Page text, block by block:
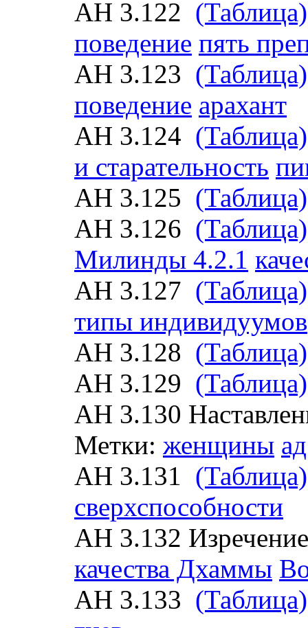
АН 3.122 (Таблица)
поведение пять
АН 3.123 (Таблица)
поведение арахант
АН 3.124 (Таблица)
и старательность
АН 3.125 (Таблица)
АН 3.126 (Таблица)
Милинды 4.2.1
АН 3.127 (Таблица)
типы индивидуумов
АН 3.128 (Таблица)
АН 3.129 (Таблица)
АН 3.130
Метки: женщины ад
АН 3.131 (Таблица)
сверхспособности
АН 3.132
качества Дхаммы
АН 3.133 (Таблица)